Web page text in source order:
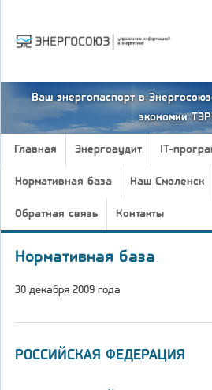
Ваш энергопаспорт в
экономии
Главная Энергоаудит IT-
Нормативная база Наш Смоленск
Обратная связь Контакты
Нормативная база
30 декабря 2009 года
РОССИЙСКАЯ ФЕДЕРАЦИЯ